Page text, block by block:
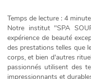
Temps de lecture : 4
Notre institut "SPA
expérience de beauté
des prestations telles que
corps, et bien d'autres
passionnés utilisent des
impressionnants et